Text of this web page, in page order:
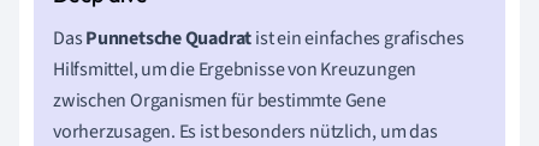
DasPunnetsche Quadratist ein einfaches grafisches
Hilfsmittel, um die Ergebnisse von Kreuzungen
zwischen Organismen für bestimmte Gene
vorherzusagen. Es ist besonders nützlich, um das